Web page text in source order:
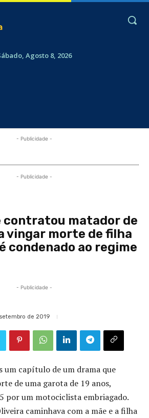
Agosto 8, 2026
- Publicidade -
- Publicidade -
contratou matador de
vingar morte de filha
condenado ao regime
- Publicidade -
de 2019
um capítulo de um drama que
de uma garota de 19 anos,
por um motociclista embriagado.
caminhava com a mãe e a filha